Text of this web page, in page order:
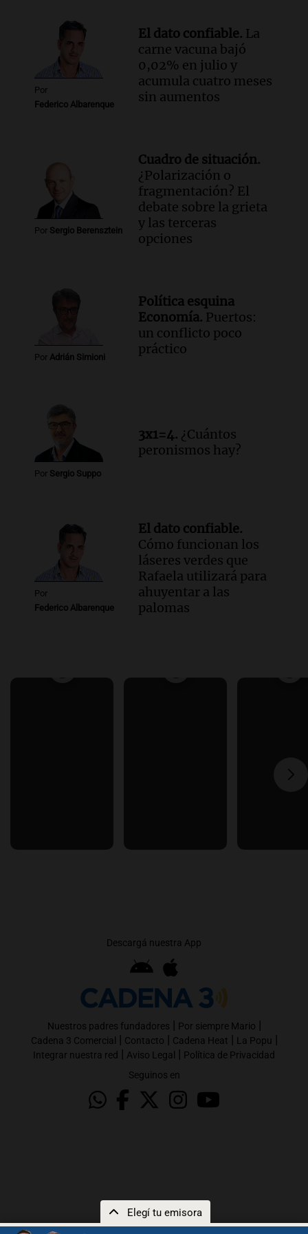
Elegí tu emisora
Episodios
Audio. El ministro de Economía de Santa
Fe relativiza el impacto del fallo sobre
jubilaciones en la provincia
Panorama Federal
Episodios
Por
Federico Albarenque
El dato confiable. La
carne vacuna bajó
0,02% en julio y
acumula cuatro meses
sin aumentos
Por Sergio Berensztein
Cuadro de situación.
¿Polarización o
fragmentación? El
debate sobre la grieta
y las terceras
opciones
Por Adrián Simioni
Política esquina
Economía. Puertos:
un conflicto poco
práctico
Por Sergio Suppo
3x1=4. ¿Cuántos
peronismos hay?
Por
Federico Albarenque
El dato confiable.
Cómo funcionan los
láseres verdes que
Rafaela utilizará para
ahuyentar a las
palomas
Descargá nuestra App
Nuestros padres fundadores | Por siempre Mario |
Cadena 3 Comercial | Contacto | Cadena Heat | La Popu |
Integrar nuestra red | Aviso Legal | Política de Privacidad
Seguinos en